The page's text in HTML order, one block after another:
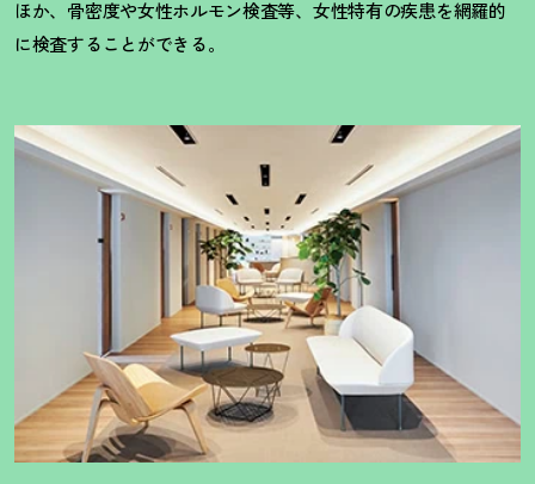
ほか、骨密度や女性ホルモン検査等、女性特有の疾患を網羅的
に検査することができる。